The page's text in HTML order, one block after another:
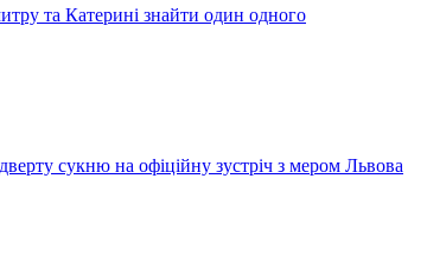
та Катерині знайти один одного
сукню на офіційну зустріч з мером Львова